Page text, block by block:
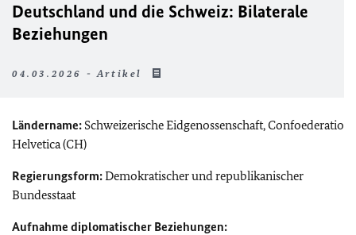
Deutschland und die Schweiz: Bilaterale
Beziehungen
04.03.2026 - Artikel
Ländername: Schweizerische Eidgenossenschaft, Confoederatio
Helvetica (CH)
Regierungsform:Demokratischer und republikanischer
Bundesstaat
Aufnahme diplomatischer Beziehungen: